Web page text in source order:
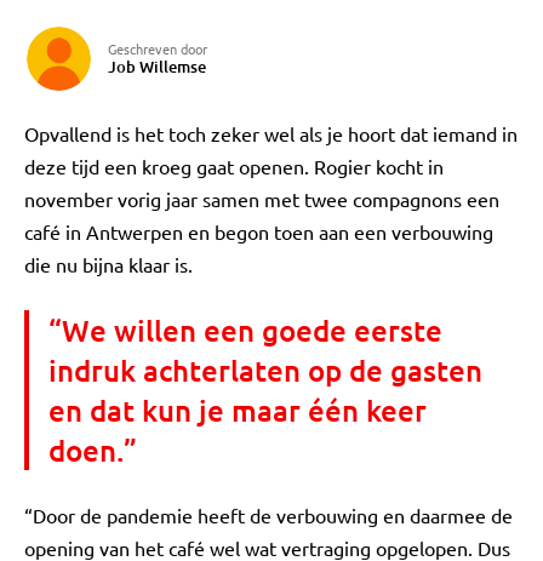
Geschreven door
Job Willemse
Opvallend is het toch zeker wel als je hoort dat iemand in
deze tijd een kroeg gaat openen. Rogier kocht in
november vorig jaar samen met twee compagnons een
café in Antwerpen en begon toen aan een verbouwing
die nu bijna klaar is.
“We willen een goede eerste
indruk achterlaten op de gasten
en dat kun je maar één keer
doen.”
“Door de pandemie heeft de verbouwing en daarmee de
opening van het café wel wat vertraging opgelopen. Dus